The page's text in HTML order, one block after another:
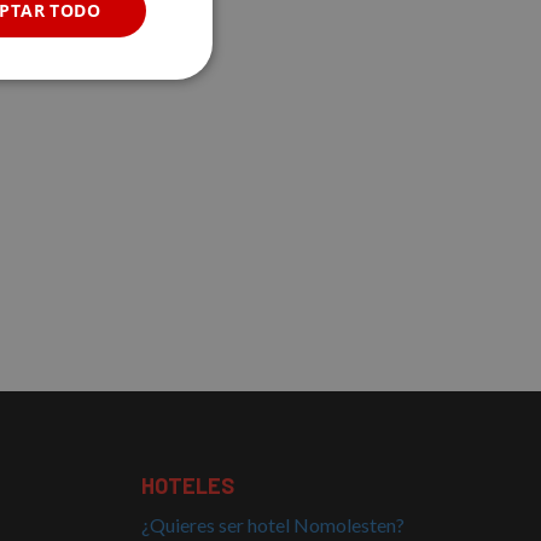
HOTELES
¿Quieres ser hotel Nomolesten?
TODO
Cookies no
lenguaje PHP.
se utiliza para
puede ser